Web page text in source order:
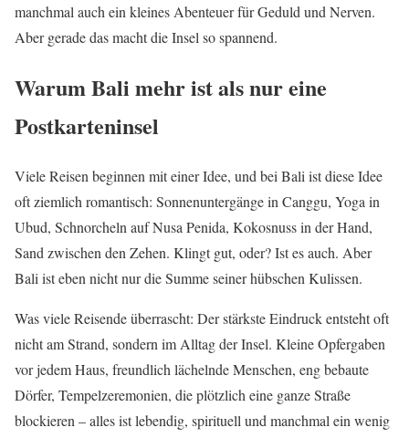
manchmal auch ein kleines Abenteuer für Geduld und Nerven.
Aber gerade das macht die Insel so spannend.
Warum Bali mehr ist als nur eine
Postkarteninsel
Viele Reisen beginnen mit einer Idee, und bei Bali ist diese Idee
oft ziemlich romantisch: Sonnenuntergänge in Canggu, Yoga in
Ubud, Schnorcheln auf Nusa Penida, Kokosnuss in der Hand,
Sand zwischen den Zehen. Klingt gut, oder? Ist es auch. Aber
Bali ist eben nicht nur die Summe seiner hübschen Kulissen.
Was viele Reisende überrascht: Der stärkste Eindruck entsteht oft
nicht am Strand, sondern im Alltag der Insel. Kleine Opfergaben
vor jedem Haus, freundlich lächelnde Menschen, eng bebaute
Dörfer, Tempelzeremonien, die plötzlich eine ganze Straße
blockieren – alles ist lebendig, spirituell und manchmal ein wenig